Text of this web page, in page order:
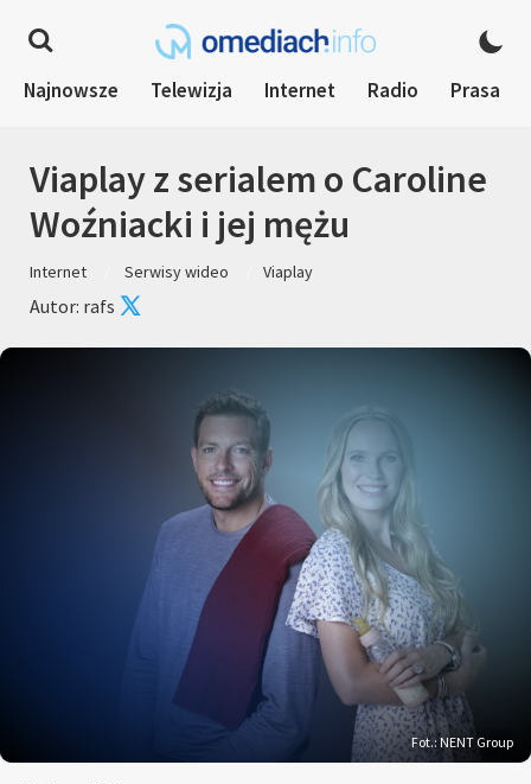
Najnowsze Telewizja Internet Radio Prasa
Viaplay z serialem o Caroline
Woźniacki i jej mężu
Internet Serwisy wideo Viaplay
Autor: rafs
Fot.: NENT Group